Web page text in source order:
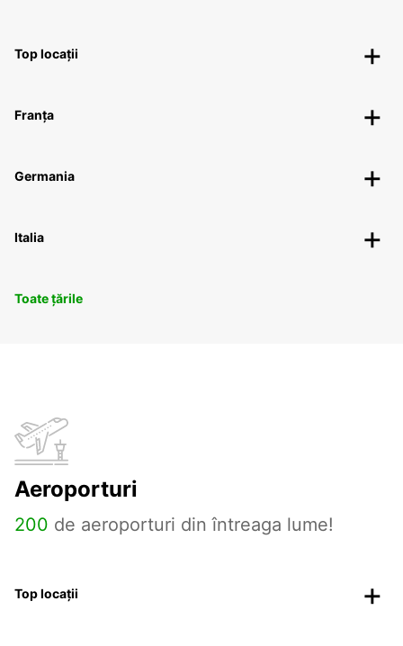
Top locații
Franța
Germania
Italia
Toate țările
Aeroporturi
200 de aeroporturi din întreaga lume!
Top locații